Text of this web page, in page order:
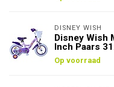
DISNEY WISH
Disney Wish
Inch Paars
Op voorraad